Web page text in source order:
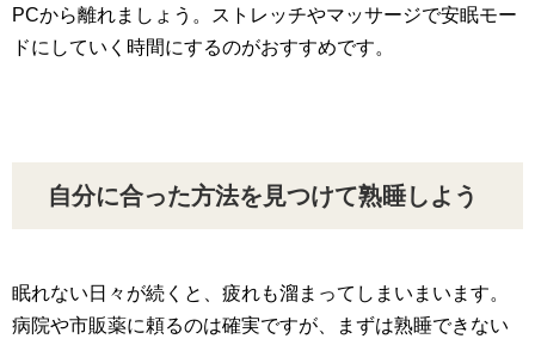
PCから離れましょう。ストレッチやマッサージで安眠モー
ドにしていく時間にするのがおすすめです。
自分に合った方法を見つけて熟睡しよう
眠れない日々が続くと、疲れも溜まってしまいまいます。
病院や市販薬に頼るのは確実ですが、まずは熟睡できない